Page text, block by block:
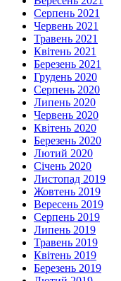
Серпень 2021
Червень 2021
Травень 2021
Квітень 2021
Березень 2021
Грудень 2020
Серпень 2020
Липень 2020
Червень 2020
Квітень 2020
Березень 2020
Лютий 2020
Січень 2020
Листопад 2019
Жовтень 2019
Вересень 2019
Серпень 2019
Липень 2019
Травень 2019
Квітень 2019
Березень 2019